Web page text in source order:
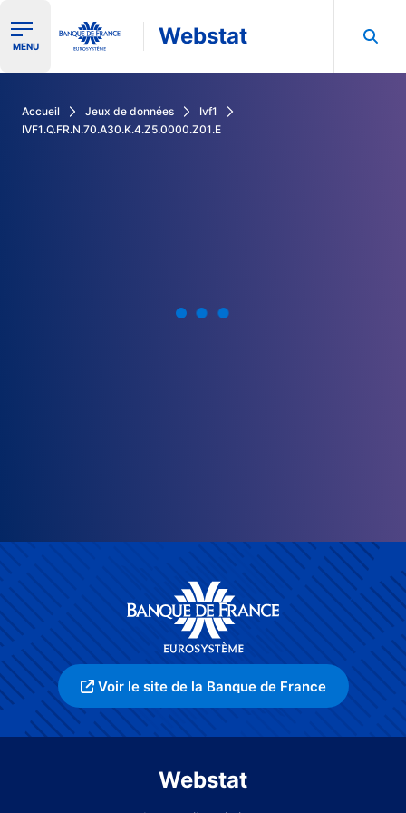
Ouvrir le menu de navigation
MENU Webstat
Accueil Jeux de données
Ivf1
IVF1.Q.FR.N.70.A30.K.4.Z5.0000.Z01.E
Voir le site de la Banque de France
Webstat